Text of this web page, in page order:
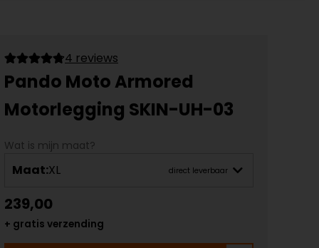
4 reviews
Pando Moto Armored
Motorlegging SKIN-UH-03
Wat is mijn maat?
Maat:XL direct leverbaar
239,00
+ gratis verzending